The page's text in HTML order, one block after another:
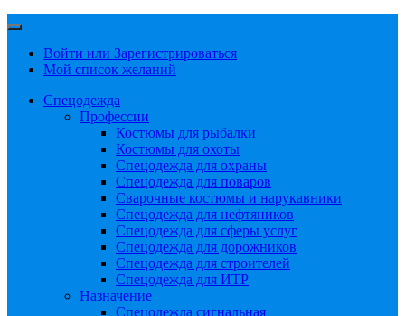
Войти или Зарегистрироваться
Мой список желаний
Спецодежда
Профессии
Костюмы для рыбалки
Костюмы для охоты
Спецодежда для охраны
Спецодежда для поваров
Сварочные костюмы и нарукавники
Спецодежда для нефтяников
Спецодежда для сферы услуг
Спецодежда для дорожников
Спецодежда для строителей
Спецодежда для ИТР
Назначение
Спецодежда сигнальная